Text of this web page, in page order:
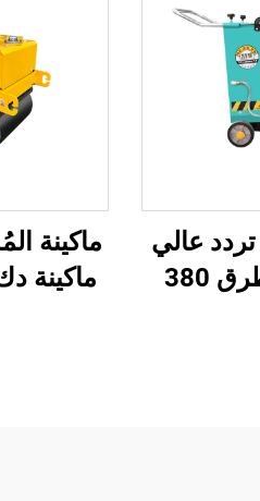
عالي
ماكينة قطع الطرق 380
ماكينة